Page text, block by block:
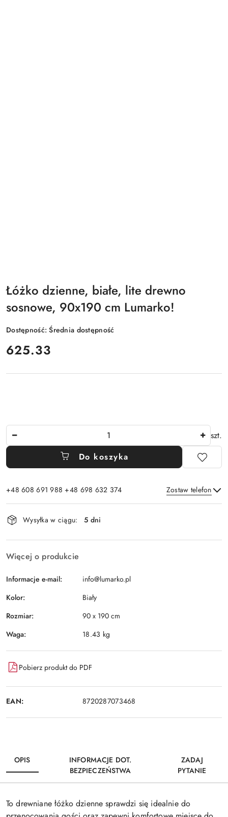
Łóżko dzienne, białe, lite drewno
sosnowe, 90x190 cm Lumarko!
Dostępność:Średnia dostępność
cena:
625.33
szt.
Do koszyka
+48 608 691 988 +48 698 632 374 Zostaw telefon
Dostępność
i
dostawa
Wysyłka w ciągu: 5 dni
Więcej o produkcie
Informacje e-mail:
info@lumarko.pl
Kolor:
Biały
Rozmiar:
90 x 190 cm
Waga:
18.43 kg
Pobierz produkt do PDF
EAN: 8720287073468
OPIS
INFORMACJE DOT.
BEZPIECZEŃSTWA
ZADAJ
PYTANIE
To drewniane łóżko dzienne sprawdzi się idealnie do